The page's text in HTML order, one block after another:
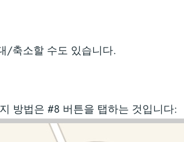
/축소할 수도 있습니다.
방법은 #8 버튼을 탭하는 것입니다: